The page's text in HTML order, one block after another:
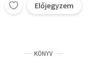
Előjegyzem
KÖNYV